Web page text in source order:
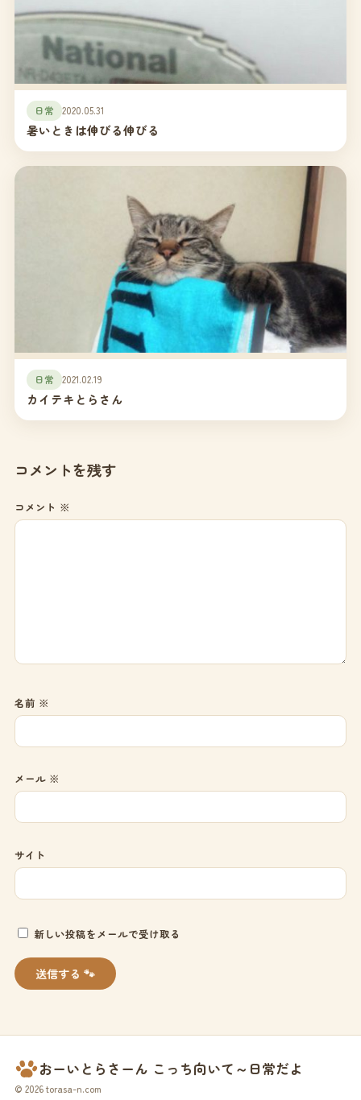
日常 2020.05.31
暑いときは伸びる伸びる
日常 2021.02.19
カイテキとらさん
コメントを残す
コメント ※
名前 ※
メール ※
サイト
新しい投稿をメールで受け取る
おーいとらさーん こっち向いて～日常だよ
© 2026 torasa-n.com